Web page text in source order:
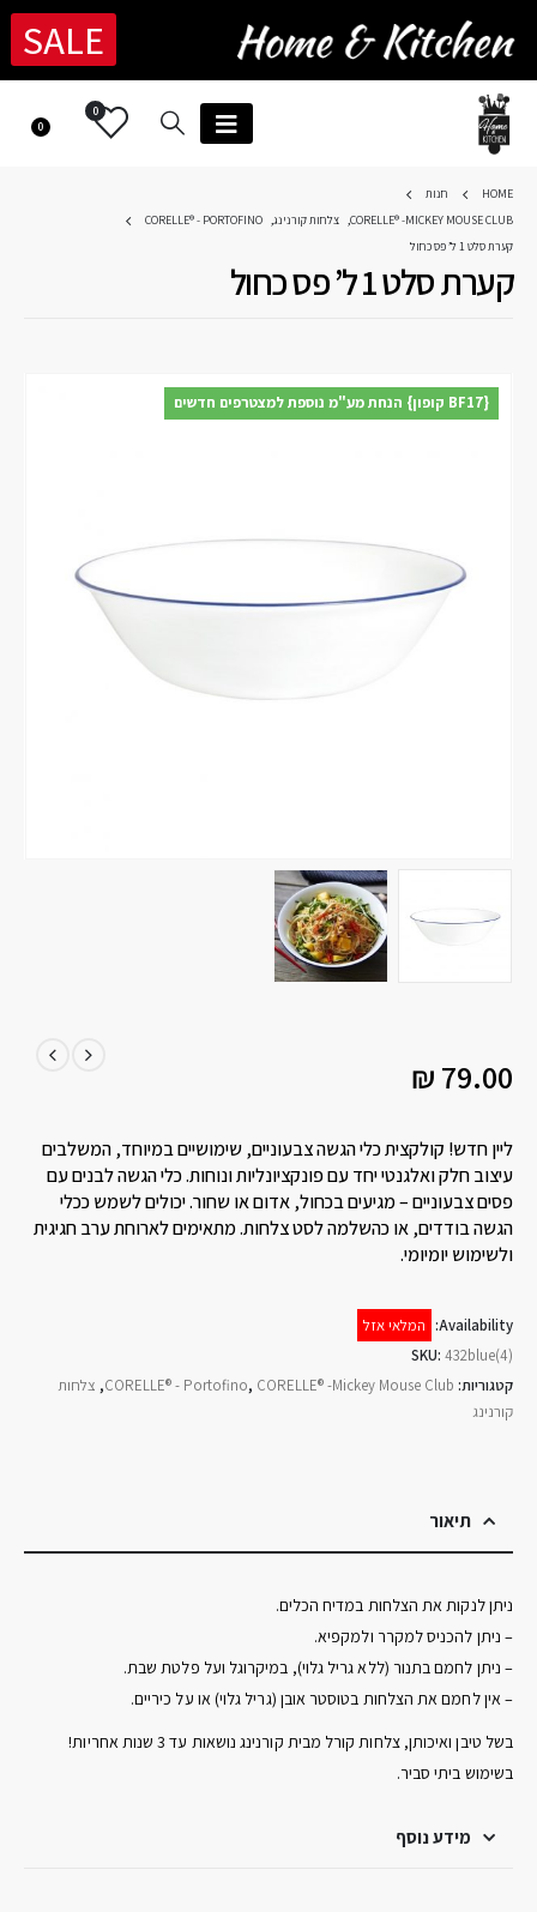
SALE
0
0
HOME
חנות
CORELLE® -MICKEY MOUSE CLUB
, צלחות קורנינג,
CORELLE® - PORTOFINO
קערת סלט 1 ל’ פס כחול
קערת סלט 1 ל’ פס כחול
₪ 79.00
ליין חדש! קולקצית כלי הגשה צבעוניים, שימושיים במיוחד, המשלבים
עיצוב חלק ואלגנטי יחד עם פונקציונליות ונוחות. כלי הגשה לבנים עם
פסים צבעוניים – מגיעים בכחול, אדום או שחור. יכולים לשמש ככלי
הגשה בודדים, או כהשלמה לסט צלחות. מתאימים לארוחת ערב חגיגית
ולשימוש יומיומי.
Availability:
המלאי אזל
SKU: 432blue(4)
קטגוריות:
CORELLE® - Portofino, CORELLE® -Mickey Mouse Club
, צלחות
קורנינג
{BF17 קופון} הנחת מע"מ נוספת למצטרפים חדשים
תיאור
ניתן לנקות את הצלחות במדיח הכלים.
– ניתן להכניס למקרר ולמקפיא.
– ניתן לחמם בתנור (ללא גריל גלוי), במיקרוגל ועל פלטת שבת.
– אין לחמם את הצלחות בטוסטר אובן (גריל גלוי) או על כיריים.
בשל טיבן ואיכותן, צלחות קורל מבית קורנינג נושאות עד 3 שנות אחריות!
בשימוש ביתי סביר.
מידע נוסף